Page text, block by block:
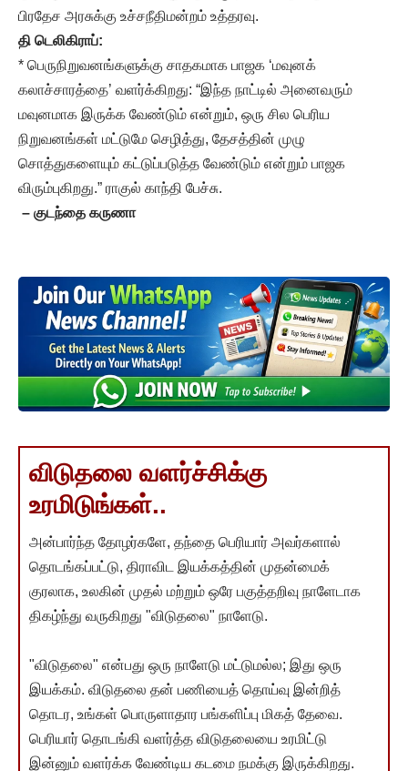
பிரதேச அரசுக்கு உச்சநீதிமன்றம் உத்தரவு.
தி டெலிகிராப்:
* பெருநிறுவனங்களுக்கு சாதகமாக பாஜக ‘மவுனக்
கலாச்சாரத்தை’ வளர்க்கிறது: “இந்த நாட்டில் அனைவரும்
மவுனமாக இருக்க வேண்டும் என்றும், ஒரு சில பெரிய
நிறுவனங்கள் மட்டுமே செழித்து, தேசத்தின் முழு
சொத்துகளையும் கட்டுப்படுத்த வேண்டும் என்றும் பாஜக
விரும்புகிறது.” ராகுல் காந்தி பேச்சு.
– குடந்தை கருணா
விடுதலை வளர்ச்சிக்கு
உரமிடுங்கள்..
அன்பார்ந்த தோழர்களே, தந்தை பெரியார் அவர்களால்
தொடங்கப்பட்டு, திராவிட இயக்கத்தின் முதன்மைக்
குரலாக, உலகின் முதல் மற்றும் ஒரே பகுத்தறிவு நாளேடாக
திகழ்ந்து வருகிறது "விடுதலை" நாளேடு.
"விடுதலை" என்பது ஒரு நாளேடு மட்டுமல்ல; இது ஒரு
இயக்கம். விடுதலை தன் பணியைத் தொய்வு இன்றித்
தொடர, உங்கள் பொருளாதார பங்களிப்பு மிகத் தேவை.
பெரியார் தொடங்கி வளர்த்த விடுதலையை உரமிட்டு
இன்னும் வளர்க்க வேண்டிய கடமை நமக்கு இருக்கிறது.